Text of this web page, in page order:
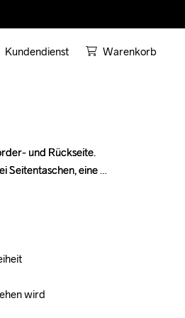
Kundendienst Warenkorb
und Rückseite.
Seitentaschen, eine
wird
und Rückseite.
Seitentaschen, eine
wird